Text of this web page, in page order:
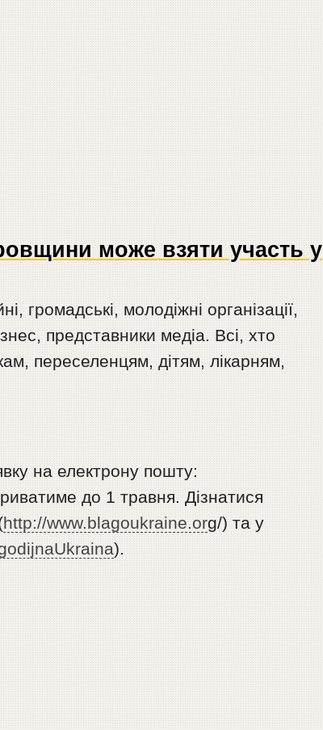
може взяти участь у
громадські, молодіжні організації,
представники медіа. Всі, хто
переселенцям, дітям, лікарням,
на електрону пошту:
до 1 травня. Дізнатися
http://www.blagoukraine.org/) та у
).